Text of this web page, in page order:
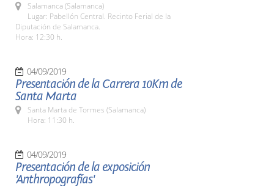
Salamanca (Salamanca)
Lugar: Pabellón Central. Recinto Ferial de la
Diputación de Salamanca.
Hora: 12:30 h.
04/09/2019
Presentación de la Carrera 10Km de
Santa Marta
Santa Marta de Tormes (Salamanca)
Hora: 11:30 h.
04/09/2019
Presentación de la exposición
'Anthropografías'